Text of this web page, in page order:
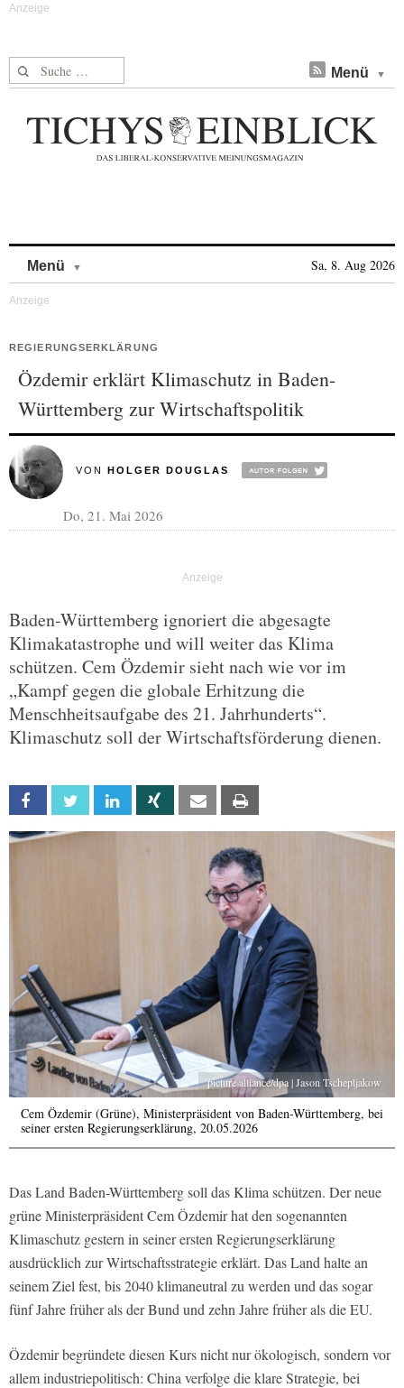
Suche nach: Menü
Menü Sa, 8. Aug 2026
REGIERUNGSERKLÄRUNG
Özdemir erklärt Klimaschutz in Baden-
Württemberg zur Wirtschaftspolitik
VON HOLGER DOUGLAS
Do, 21. Mai 2026
Baden-Württemberg ignoriert die abgesagte
Klimakatastrophe und will weiter das Klima
schützen. Cem Özdemir sieht nach wie vor im
„Kampf gegen die globale Erhitzung die
Menschheitsaufgabe des 21. Jahrhunderts“.
Klimaschutz soll der Wirtschaftsförderung dienen.
Facebook Twitter Linkedin Xing Email
picture alliance/dpa | Jason Tschepljakow
Cem Özdemir (Grüne), Ministerpräsident von Baden-Württemberg, bei
seiner ersten Regierungserklärung, 20.05.2026
Das Land Baden-Württemberg soll das Klima schützen. Der neue
grüne Ministerpräsident Cem Özdemir hat den sogenannten
Klimaschutz gestern in seiner ersten Regierungserklärung
ausdrücklich zur Wirtschaftsstrategie erklärt. Das Land halte an
seinem Ziel fest, bis 2040 klimaneutral zu werden und das sogar
fünf Jahre früher als der Bund und zehn Jahre früher als die EU.
Özdemir begründete diesen Kurs nicht nur ökologisch, sondern vor
allem industriepolitisch: China verfolge die klare Strategie, bei